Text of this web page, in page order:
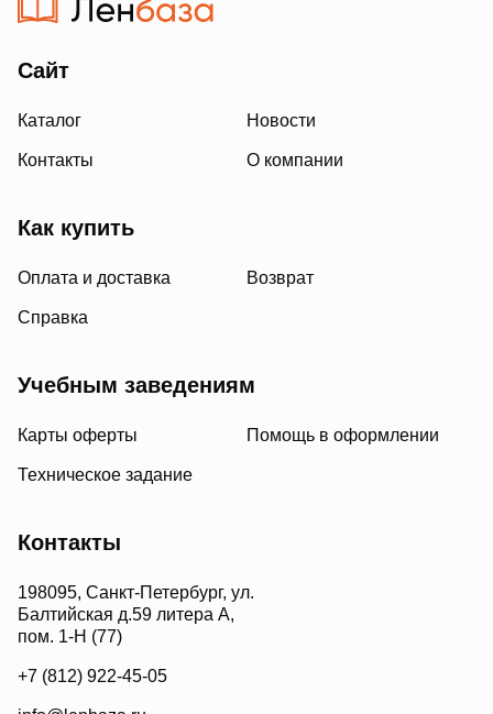
Сайт
Каталог Новости
Контакты О компании
Как купить
Оплата и доставка Возврат
Справка
Учебным заведениям
Карты оферты Помощь в оформлении
Техническое задание
Контакты
198095, Санкт-Петербург, ул.
Балтийская д.59 литера А,
пом. 1-Н (77)
+7 (812) 922-45-05